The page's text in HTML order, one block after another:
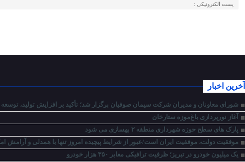
آخرین اخبار
شورای معاونان و مدیران شرکت سیمان صوفیان برگزار شد؛ تأکید بر افزایش تولید، توسعه
آغاز نورپردازی باغ‌موزه ستارخان
پارک های سطح حوزه شهرداری منطقه ۲ بهسازی می شود
موفقیت دولت، موفقیت ایران است/عبور از شرایط پیچیده امروز تنها با همدلی و آرامش
یک میلیون خودرو در تبریز؛ ظرفیت ترافیکی معابر ۳۵۰ هزار خودرو